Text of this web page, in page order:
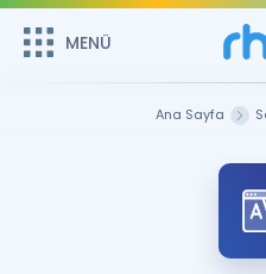
MENÜ
Sepetin
Remzi Hoca ile seni sınava
MENÜ
Ana Sayfa